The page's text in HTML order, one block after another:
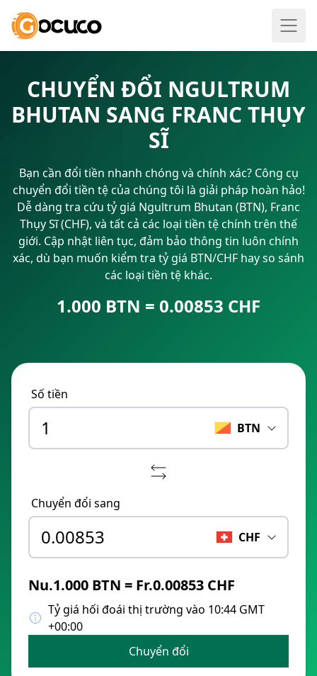
CHUYỂN ĐỔI NGULTRUM
BHUTAN SANG FRANC THỤY
SĨ
Bạn cần đổi tiền nhanh chóng và chính xác? Công cụ
chuyển đổi tiền tệ của chúng tôi là giải pháp hoàn hảo!
Dễ dàng tra cứu tỷ giá Ngultrum Bhutan (BTN), Franc
Thụy Sĩ (CHF), và tất cả các loại tiền tệ chính trên thế
giới. Cập nhật liên tục, đảm bảo thông tin luôn chính
xác, dù bạn muốn kiểm tra tỷ giá BTN/CHF hay so sánh
các loại tiền tệ khác.
1.000 BTN = 0.00853 CHF
Số tiền
BTN
Chuyển đổi sang
CHF
Nu.1.000 BTN = Fr.0.00853 CHF
Tỷ giá hối đoái thị trường vào 10:44 GMT
+00:00
Chuyển đổi